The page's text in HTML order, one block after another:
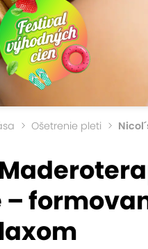
Ošetrenie pleti